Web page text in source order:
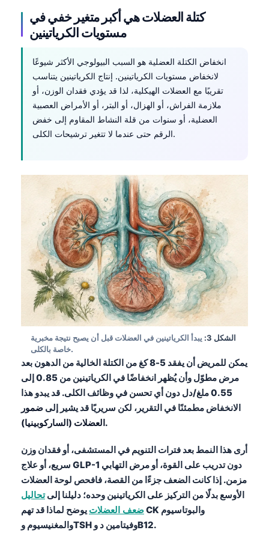
كتلة العضلات هي أكبر متغير خفي في
مستويات الكرياتينين
انخفاض الكتلة العضلية هو السبب البيولوجي الأكثر شيوعًا
لانخفاض مستويات الكرياتينين. إنتاج الكرياتينين يتناسب
تقريبًا مع العضلات الهيكلية، لذا قد يؤدي فقدان الوزن، أو
ملازمة الفراش، أو الهزال، أو البتر، أو الأمراض العصبية
العضلية، أو سنوات من قلة النشاط المقاوم إلى خفض
الرقم حتى عندما لا تتغير ترشيحات الكلى.
الشكل 3:
يبدأ الكرياتينين في العضلات قبل أن يصبح نتيجة مخبرية
خاصة بالكلى.
يمكن للمريض أن يفقد 5-8 كغ من الكتلة الخالية من الدهون بعد
مرض مطوّل وأن يُظهر انخفاضًا في الكرياتينين من 0.85 إلى
0.55 ملغ/دل دون أي تحسن في وظائف الكلى. قد يبدو هذا
الانخفاض مطمئنًا في التقرير، لكن سريريًا قد يشير إلى ضمور
العضلات (الساركوبينيا).
أرى هذا النمط بعد فترات التنويم في المستشفى، أو فقدان وزن
سريع، أو علاج GLP-1 دون تدريب على القوة، أو مرض التهابي
مزمن. إذا كانت الضعف جزءًا من القصة، فافحص لوحة العضلات
الأوسع بدلًا من التركيز على الكرياتينين وحده؛ دليلنا إلىتحاليل
ضعف العضلات يوضح لماذا قد تهم CK والبوتاسيوم
والمغنيسيوم وTSH وفيتامين د وB12.